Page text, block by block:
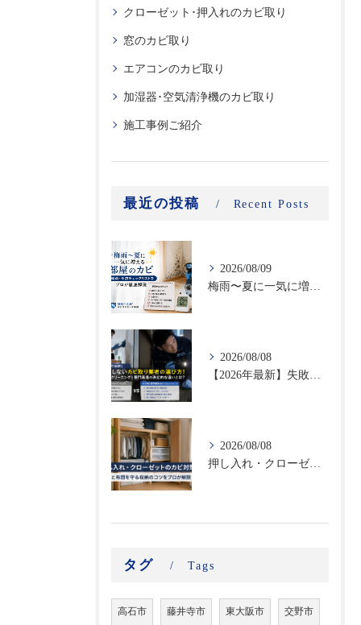
クローゼット･押入れのカビ取り
窓のカビ取り
エアコンのカビ取り
加湿器･空気清浄機のカビ取り
施工事例ご紹介
最近の投稿 Recent Posts
2026/08/09
2026/08/08
2026/08/08
押し入れ・クローゼットのカビ対策｜衣類と布団を守る収納のコツをプロが解説
タグ Tags
高石市 藤井寺市 東大阪市 交野市